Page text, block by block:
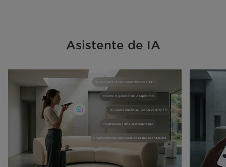
Asistente de IA